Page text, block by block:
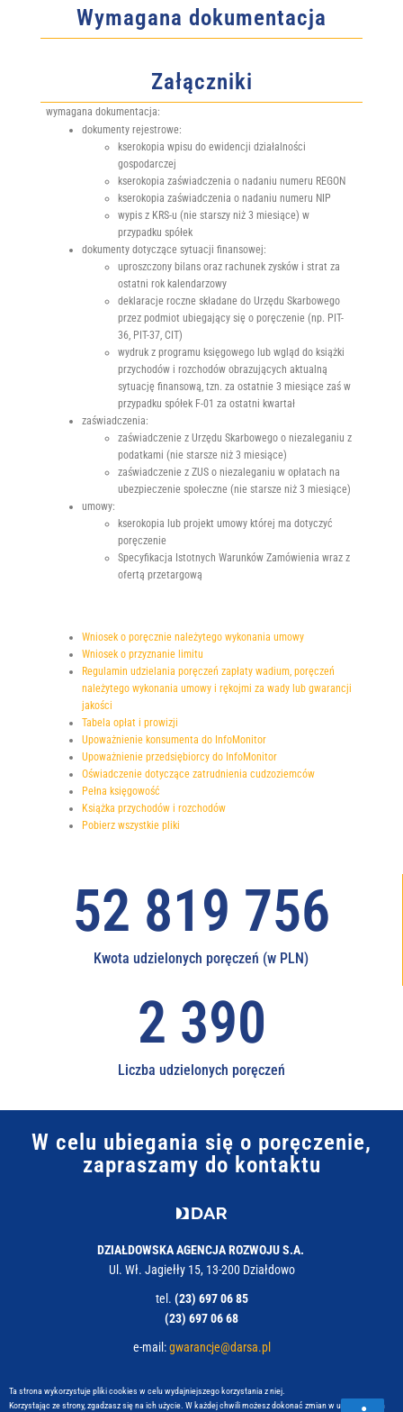
Wymagana dokumentacja
Załączniki
wymagana dokumentacja:
dokumenty rejestrowe:
kserokopia wpisu do ewidencji działalności
gospodarczej
kserokopia zaświadczenia o nadaniu numeru REGON
kserokopia zaświadczenia o nadaniu numeru NIP
wypis z KRS-u (nie starszy niż 3 miesiące) w
przypadku spółek
dokumenty dotyczące sytuacji finansowej:
uproszczony bilans oraz rachunek zysków i strat za
ostatni rok kalendarzowy
deklaracje roczne składane do Urzędu Skarbowego
przez podmiot ubiegający się o poręczenie (np. PIT-
36, PIT-37, CIT)
wydruk z programu księgowego lub wgląd do książki
przychodów i rozchodów obrazujących aktualną
sytuację finansową, tzn. za ostatnie 3 miesiące zaś w
przypadku spółek F-01 za ostatni kwartał
zaświadczenia:
zaświadczenie z Urzędu Skarbowego o niezaleganiu z
podatkami (nie starsze niż 3 miesiące)
zaświadczenie z ZUS o niezaleganiu w opłatach na
ubezpieczenie społeczne (nie starsze niż 3 miesiące)
umowy:
kserokopia lub projekt umowy której ma dotyczyć
poręczenie
Specyfikacja Istotnych Warunków Zamówienia wraz z
ofertą przetargową
Wniosek o poręcznie należytego wykonania umowy
Wniosek o przyznanie limitu
Regulamin udzielania poręczeń zapłaty wadium, poręczeń
należytego wykonania umowy i rękojmi za wady lub gwarancji
jakości
Tabela opłat i prowizji
Upoważnienie konsumenta do InfoMonitor
Upoważnienie przedsiębiorcy do InfoMonitor
Oświadczenie dotyczące zatrudnienia cudzoziemców
Pełna księgowość
Książka przychodów i rozchodów
Pobierz wszystkie pliki
Kwota udzielonych poręczeń (w PLN)
65 621 941
Liczba udzielonych poręczeń
2 735
W celu ubiegania się o poręczenie,
zapraszamy do kontaktu
DZIAŁDOWSKA AGENCJA ROZWOJU S.A.
Ul. Wł. Jagiełły 15, 13-200 Działdowo
tel. (23) 697 06 85
(23) 697 06 68
e-mail:gwarancje@darsa.pl
Ta strona wykorzystuje pliki cookies w celu wydajniejszego korzystania z niej.
Korzystając ze strony, zgadzasz się na ich użycie. W każdej chwili możesz dokonać zmian w ustawieniach